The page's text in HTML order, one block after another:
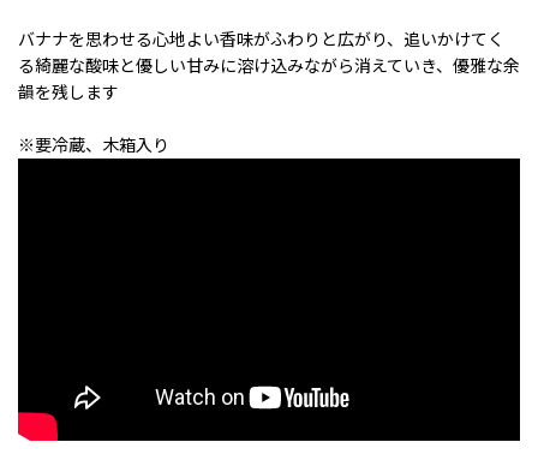
バナナを思わせる心地よい香味がふわりと広がり、追いかけてく
る綺麗な酸味と優しい甘みに溶け込みながら消えていき、優雅な余
韻を残します
※要冷蔵、木箱入り